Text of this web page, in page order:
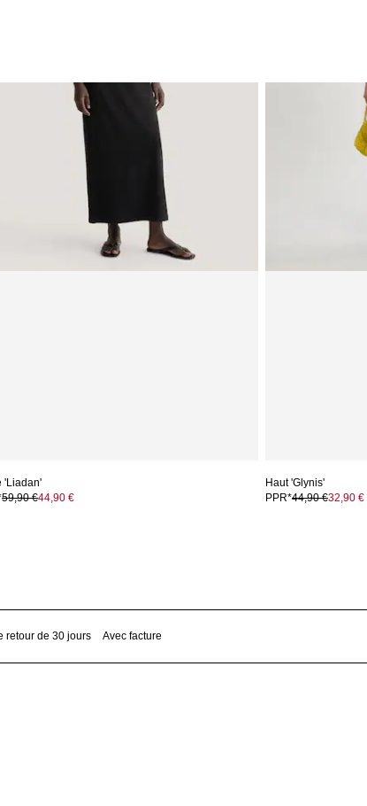
'Liadan'
59,90 €44,90 €
Haut 'Glynis'
PPR*44,90 €32,90 €
retour de 30 jours Avec facture